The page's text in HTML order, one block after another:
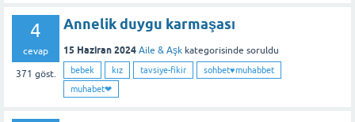
4
cevap
371 göst.
Annelik duygu karmaşası
15 Haziran 2024 Aile & Aşk kategorisinde soruldu
bebek kız tavsiye-fikir
sohbet♥️muhabbet
muhabet❤